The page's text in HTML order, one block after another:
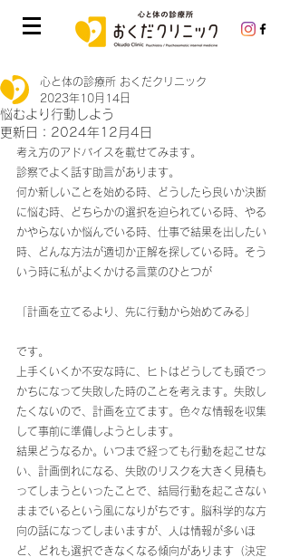
悩むより行動しよう
心と体の診療所 おくだクリニック
2023年10月14日
更新日： 2024年12月4日
考え方のアドバイスを載せてみます。
診察でよく話す助言があります。
何か新しいことを始める時、どうしたら良いか決断
に悩む時、どちらかの選択を迫られている時、やる
かやらないか悩んでいる時、仕事で結果を出したい
時、どんな方法が適切か正解を探している時。そう
いう時に私がよくかける言葉のひとつが
「計画を立てるより、先に行動から始めてみる」
です。
上手くいくか不安な時に、ヒトはどうしても頭でっ
かちになって失敗した時のことを考えます。失敗し
たくないので、計画を立てます。色々な情報を収集
して事前に準備しようとします。
結果どうなるか。いつまで経っても行動を起こせな
い、計画倒れになる、失敗のリスクを大きく見積も
ってしまうといったことで、結局行動を起こさない
ままでいるという風になりがちです。脳科学的な方
向の話になってしまいますが、人は情報が多いほ
ど、どれも選択できなくなる傾向があります（決定